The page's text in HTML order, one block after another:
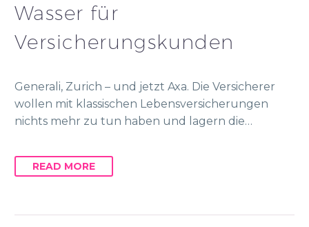
Wasser für
Versicherungskunden
Generali, Zurich – und jetzt Axa. Die Versicherer
wollen mit klassischen Lebensversicherungen
nichts mehr zu tun haben und lagern die…
READ MORE